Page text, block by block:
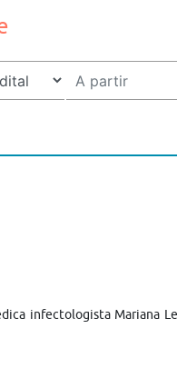
infectologista Mariana